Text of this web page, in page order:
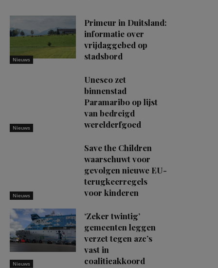
Nieuws
Primeur in Duitsland:
informatie over
vrijdaggebed op
stadsbord
Nieuws
Unesco zet
binnenstad
Paramaribo op lijst
van bedreigd
werelderfgoed
Nieuws
Save the Children
waarschuwt voor
gevolgen nieuwe EU-
terugkeerregels
voor kinderen
Nieuws
‘Zeker twintig’
gemeenten leggen
verzet tegen azc’s
vast in
coalitieakkoord